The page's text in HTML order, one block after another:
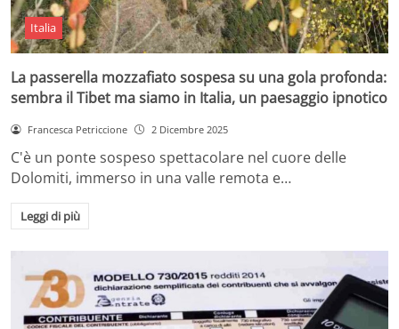
Italia
La passerella mozzafiato sospesa su una gola profonda:
sembra il Tibet ma siamo in Italia, un paesaggio ipnotico
Francesca Petriccione 2 Dicembre 2025
C'è un ponte sospeso spettacolare nel cuore delle
Dolomiti, immerso in una valle remota e…
Leggi di più